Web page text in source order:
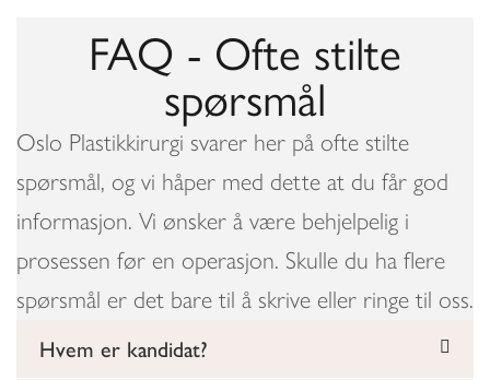
FAQ - Ofte stilte
spørsmål
Oslo Plastikkirurgi svarer her på ofte stilte
spørsmål, og vi håper med dette at du får god
informasjon. Vi ønsker å være behjelpelig i
prosessen før en operasjon. Skulle du ha flere
spørsmål er det bare til å skrive eller ringe til oss.
Hvem er kandidat?